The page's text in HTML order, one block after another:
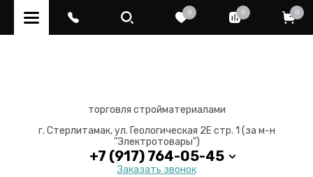
0 0 0
торговля стройматериалами
г. Стерлитамак, ул. Геологическая 2Е стр. 1 (за м-н
"Электротовары")
+7 (917) 764-05-45
Заказать звонок